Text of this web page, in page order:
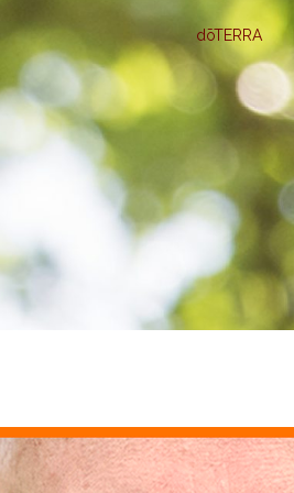
dōTERRA